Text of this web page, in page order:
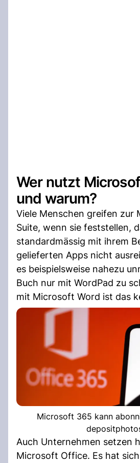
Wer nutzt
und warum?
Viele Menschen greifen zur
Suite, wenn sie feststellen,
standardmässig mit ihrem
gelieferten Apps nicht
es beispielsweise nahezu
Buch nur mit WordPad zu
mit Microsoft Word ist das
Microsoft 365 kann
Auch Unternehmen setzen
Microsoft Office. Es hat